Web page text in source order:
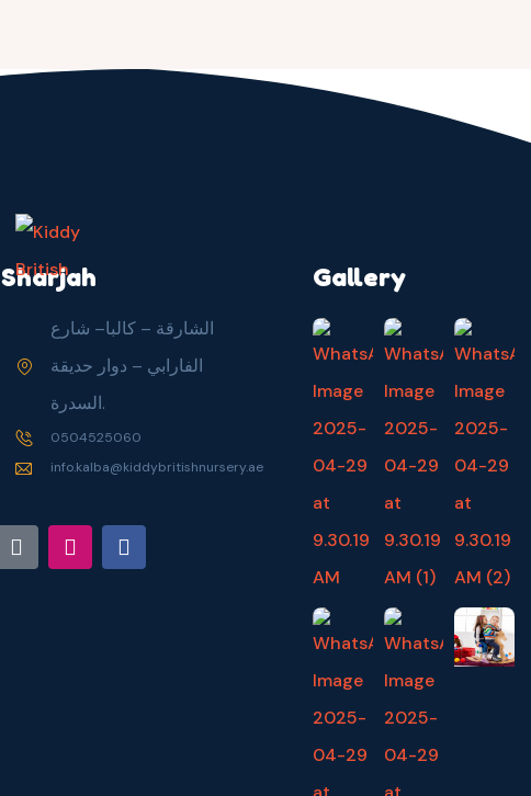
Sharjah
الشارقة – كالبا– شارع
الفارابي – دوار حديقة
السدرة.
0504525060
info.kalba@kiddybritishnursery.ae
Gallery